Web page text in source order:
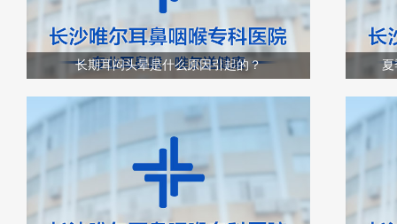
长期耳闷头晕是什么原因引起的？ 夏